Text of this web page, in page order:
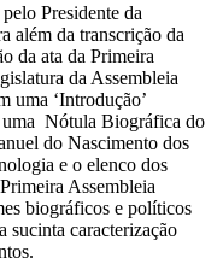
Presidente da
além da transcrição da
da ata da Primeira
da Assembleia
uma ‘Introdução’
Nótula Biográfica do
do Nascimento dos
e o elenco dos
Assembleia
biográficos e políticos
sucinta caracterização